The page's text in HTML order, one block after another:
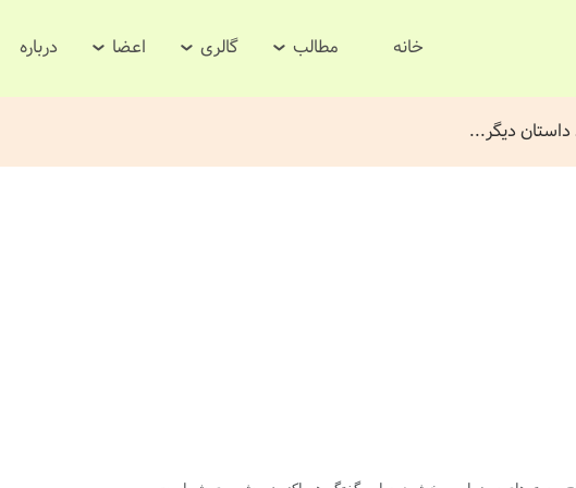
خانه مطالب گالری اعضا درباره
دیگر...